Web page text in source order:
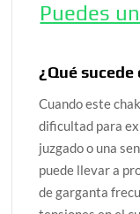
Puedes
¿Qué
Cuando este
dificultad para
juzgado o una
puede llevar a
de garganta